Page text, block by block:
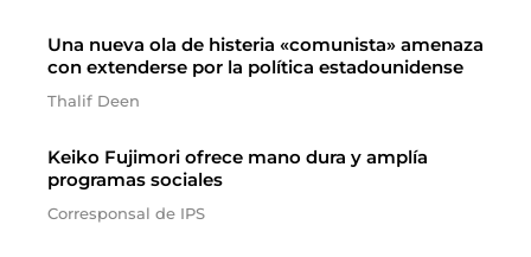
Una nueva ola de histeria «comunista» amenaza
con extenderse por la política estadounidense
Thalif Deen
Keiko Fujimori ofrece mano dura y amplía
programas sociales
Corresponsal de IPS